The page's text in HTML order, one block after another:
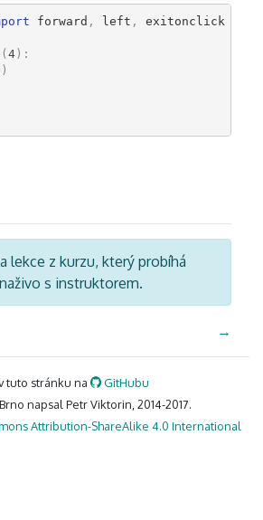
forward , left , exitonclick
(4):
)
lekce z kurzu, který probíhá
s instruktorem.
→
tuto stránku na
GitHubu
napsal Petr Viktorin, 2014-2017.
Attribution-ShareAlike 4.0 International